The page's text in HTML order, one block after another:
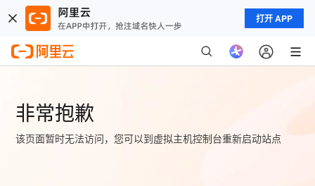
打开 APP
非常抱歉
该页面暂时无法访问，您可以到虚拟主机控制台重新启动站点